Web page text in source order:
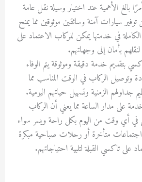
بالغ الأهمية عند اختيار وسيلة نقل عامة
سيارات آمنة وسائقين موثوقين مما يمنح
في خدمتها يمكن للركاب الاعتماد على
بأمان إلى وجهاتهم.
بتقديم خدمة دقيقة وموثوقة يتم الوفاء
وتوصيل الركاب في الوقت المناسب مما
جداولهم الزمنية وتسهيل حياتهم اليومية.
على مدار الساعة مما يعني أن الركاب
في أي وقت من اليوم بكل راحة ويسر سواء
متأخرة أو رحلات صباحية مبكرة
على تاكسي القبلة لتلبية احتياجاتهم.